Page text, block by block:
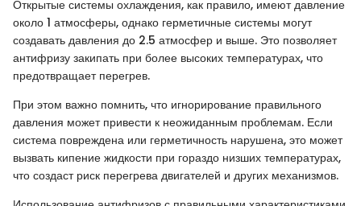
Открытые системы охлаждения, как правило, имеют давление
около 1 атмосферы, однако герметичные системы могут
создавать давления до 2.5 атмосфер и выше. Это позволяет
антифризу закипать при более высоких температурах, что
предотвращает перегрев.
При этом важно помнить, что игнорирование правильного
давления может привести к неожиданным проблемам. Если
система повреждена или герметичность нарушена, это может
вызвать кипение жидкости при гораздо низших температурах,
что создаст риск перегрева двигателей и других механизмов.